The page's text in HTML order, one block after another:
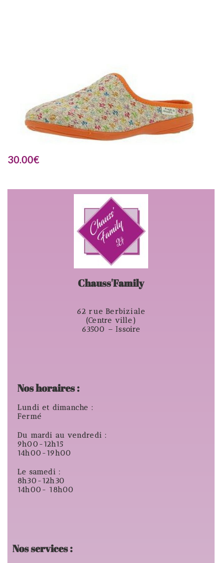
30.00€
Chauss'Family
62 rue Berbiziale
(Centre ville)
63500 – Issoire
Nos horaires :
Lundi et dimanche :
Fermé
Du mardi au vendredi :
9h00-12h15
14h00-19h00
Le samedi :
8h30-12h30
14h00- 18h00
Nos services :